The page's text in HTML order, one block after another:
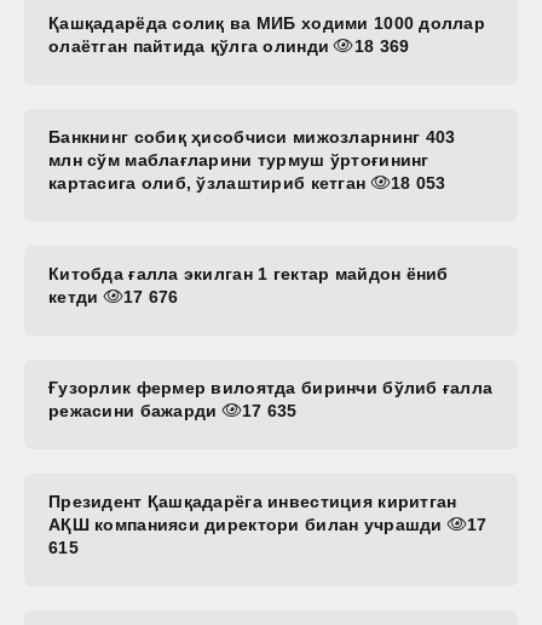
Қашқадарёда солиқ ва МИБ ходими 1000 доллар
олаётган пайтида қўлга олинди
18 369
Банкнинг собиқ ҳисобчиси мижозларнинг 403
млн сўм маблағларини турмуш ўртоғининг
картасига олиб, ўзлаштириб кетган
18 053
Китобда ғалла экилган 1 гектар майдон ёниб
кетди
17 676
Ғузорлик фермер вилоятда биринчи бўлиб ғалла
режасини бажарди
17 635
Президент Қашқадарёга инвестиция киритган
АҚШ компанияси директори билан учрашди
17
615